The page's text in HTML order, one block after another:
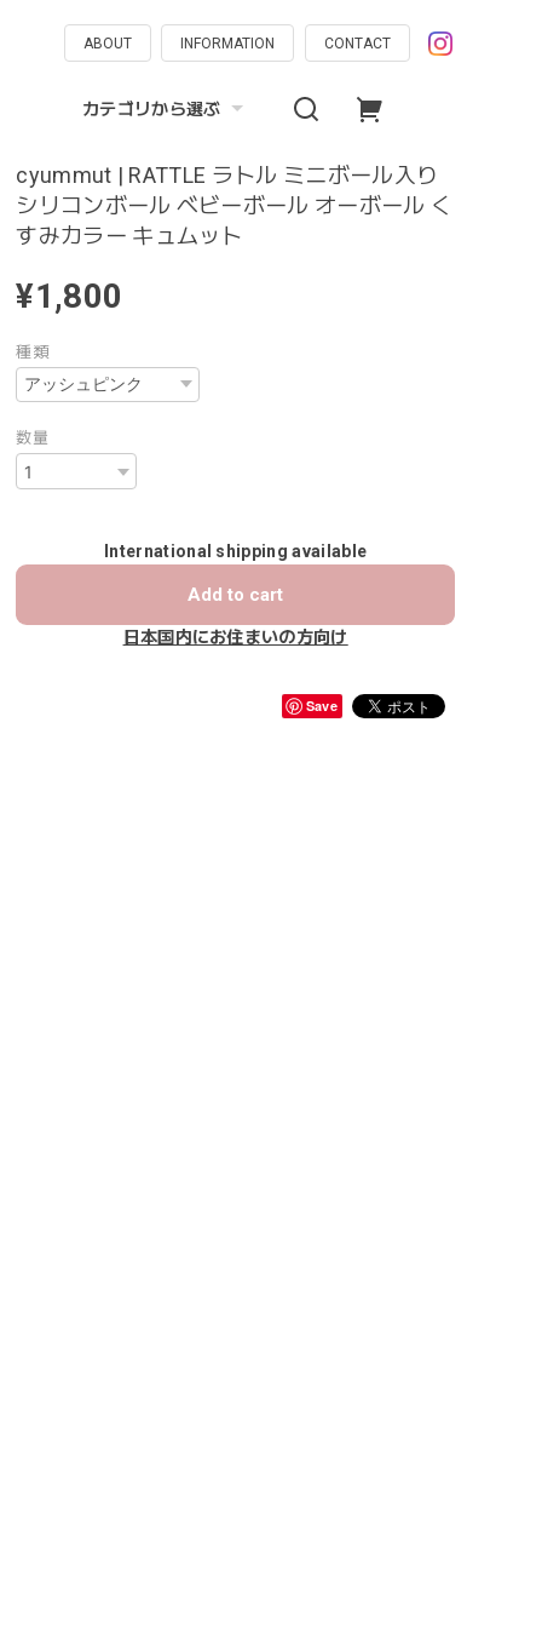
ABOUT INFORMATION CONTACT
カテゴリから選ぶ
cyummut | RATTLE ラトル ミニボール入り
シリコンボール ベビーボール オーボール く
すみカラー キュムット
¥1,800
種類
数量
International shipping available
Add to cart
日本国内にお住まいの方向け
Save